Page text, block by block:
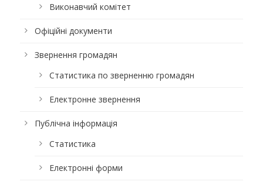
Виконавчий комітет
Офіційні документи
Звернення громадян
Статистика по зверненню громадян
Електронне звернення
Публічна інформація
Статистика
Електронні форми